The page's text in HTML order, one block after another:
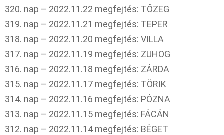
320. nap – 2022.11.22 megfejtés: TŐZEG
319. nap – 2022.11.21 megfejtés: TEPER
318. nap – 2022.11.20 megfejtés: VILLA
317. nap – 2022.11.19 megfejtés: ZUHOG
316. nap – 2022.11.18 megfejtés: ZÁRDA
315. nap – 2022.11.17 megfejtés: TÖRIK
314. nap – 2022.11.16 megfejtés: PÓZNA
313. nap – 2022.11.15 megfejtés: FÁCÁN
312. nap – 2022.11.14 megfejtés: BÉGET